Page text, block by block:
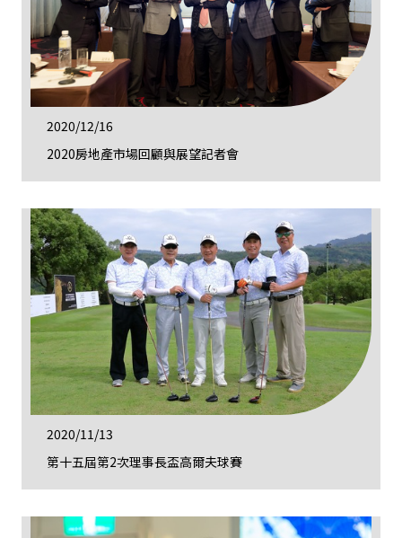
2020/12/16
2020房地產市場回顧與展望記者會
2020/11/13
第十五屆第2次理事長盃高爾夫球賽